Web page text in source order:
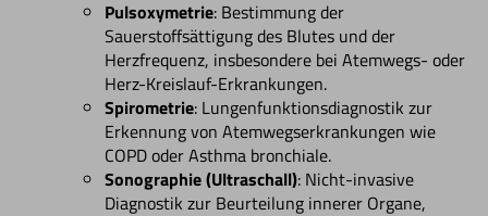
Pulsoxymetrie: Bestimmung der
Sauerstoffsättigung des Blutes und der
Herzfrequenz, insbesondere bei Atemwegs- oder
Herz-Kreislauf-Erkrankungen.
Spirometrie: Lungenfunktionsdiagnostik zur
Erkennung von Atemwegserkrankungen wie
COPD oder Asthma bronchiale.
Sonographie (Ultraschall): Nicht-invasive
Diagnostik zur Beurteilung innerer Organe,